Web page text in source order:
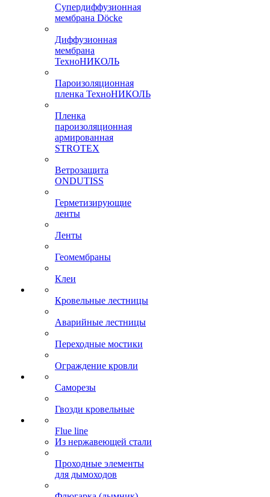
Супердиффузионная
мембрана Döcke
Диффузионная
мембрана
ТехноНИКОЛЬ
Пароизоляционная
пленка ТехноНИКОЛЬ
Пленка
пароизоляционная
армированная
STROTEX
Ветрозащита
ONDUTISS
Герметизирующие
ленты
Ленты
Геомембраны
Клеи
Кровельные лестницы
Аварийные лестницы
Переходные мостики
Ограждение кровли
Саморезы
Гвозди кровельные
Flue line
Из нержавеющей стали
Проходные элементы
для дымоходов